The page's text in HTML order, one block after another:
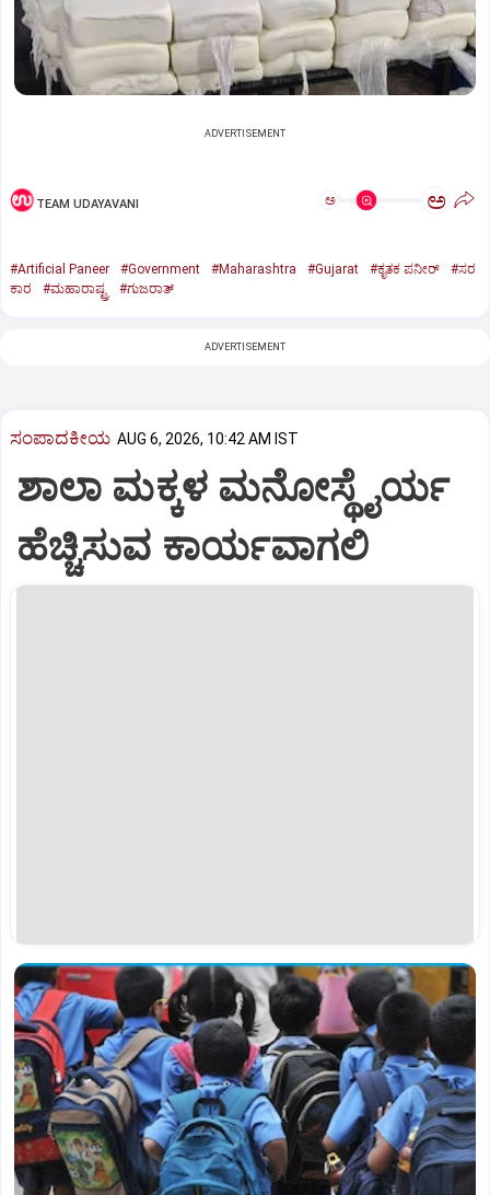
ADVERTISEMENT
TEAM UDAYAVANI ಅ ಅ
#Artificial Paneer #Government #Maharashtra #Gujarat #ಕೃತಕ ಪನೀರ್‌
#ಸರ
ಕಾರ
#ಮಹಾರಾಷ್ಟ್ರ #ಗುಜರಾತ್‌
ADVERTISEMENT
ಸಂಪಾದಕೀಯ AUG 6, 2026, 10:42 AM IST
ಶಾಲಾ ಮಕ್ಕಳ ಮನೋಸ್ಥೈರ್ಯ
ಹೆಚ್ಚಿಸುವ ಕಾರ್ಯವಾಗಲಿ